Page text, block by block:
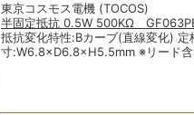
東京コスモス電機 (TOCOS)
半固定抵抗 0.5W 500KΩ
抵抗変化特性:Bカーブ(直線変化)
寸:W6.8×D6.8×H5.5mm ※リード